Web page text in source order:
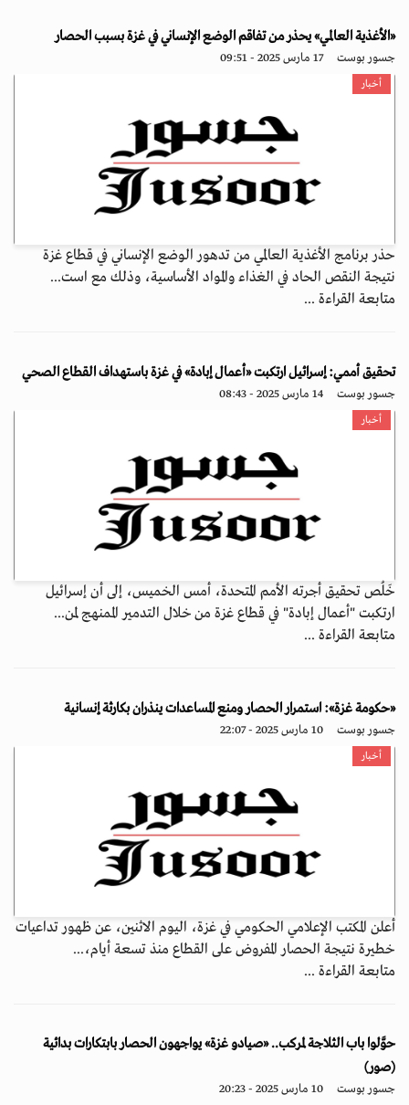
«الأغذية العالمي» يحذر من تفاقم الوضع الإنساني في غزة بسبب الحصار
جسور بوست 17 مارس 2025 - 09:51
أخبار
حذر برنامج الأغذية العالمي من تدهور الوضع الإنساني في قطاع غزة
نتيجة النقص الحاد في الغذاء والمواد الأساسية، وذلك مع است...
متابعة القراءة ...
تحقيق أممي: إسرائيل ارتكبت «أعمال إبادة» في غزة باستهداف القطاع الصحي
جسور بوست 14 مارس 2025 - 08:43
أخبار
خَلُص تحقيق أجرته الأمم المتحدة، أمس الخميس، إلى أن إسرائيل
ارتكبت "أعمال إبادة" في قطاع غزة من خلال التدمير الممنهج لمن...
متابعة القراءة ...
«حكومة غزة»: استمرار الحصار ومنع المساعدات ينذران بكارثة إنسانية
جسور بوست 10 مارس 2025 - 22:07
أخبار
أعلن المكتب الإعلامي الحكومي في غزة، اليوم الاثنين، عن ظهور تداعيات
خطيرة نتيجة الحصار المفروض على القطاع منذ تسعة أيام،...
متابعة القراءة ...
حوَّلوا باب الثلاجة لمركب.. «صيادو غزة» يواجهون الحصار بابتكارات بدائية
(صور)
جسور بوست 10 مارس 2025 - 20:23